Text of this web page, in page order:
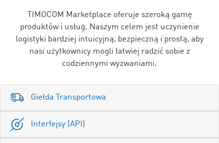
TIMOCOM Marketplace oferuje szeroką gamę
produktów i usług. Naszym celem jest uczynienie
logistyki bardziej intuicyjną, bezpieczną i prostą, aby
nasi użytkownicy mogli łatwiej radzić sobie z
codziennymi wyzwaniami.
Giełda Transportowa
Interfejsy (API)